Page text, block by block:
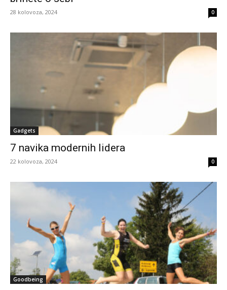
28 kolovoza, 2024 0
Gadgets
7 navika modernih lidera
22 kolovoza, 2024 0
Goodbeing